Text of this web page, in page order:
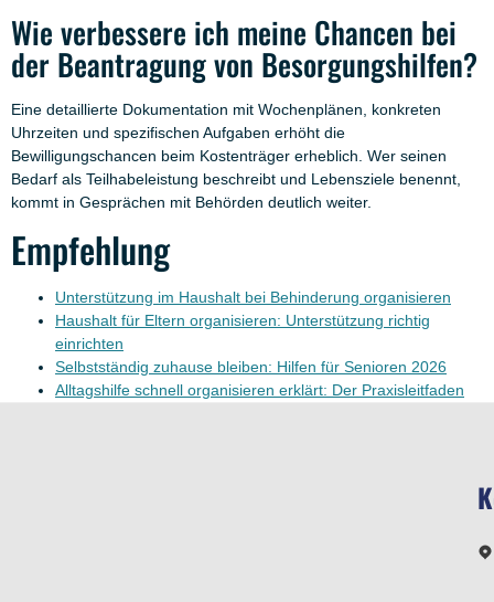
Wie verbessere ich meine Chancen bei
der Beantragung von Besorgungshilfen?
Eine detaillierte Dokumentation mit Wochenplänen, konkreten
Uhrzeiten und spezifischen Aufgaben erhöht die
Bewilligungschancen beim Kostenträger erheblich. Wer seinen
Bedarf als Teilhabeleistung beschreibt und Lebensziele benennt,
kommt in Gesprächen mit Behörden deutlich weiter.
Empfehlung
Unterstützung im Haushalt bei Behinderung organisieren
Haushalt für Eltern organisieren: Unterstützung richtig
einrichten
Selbstständig zuhause bleiben: Hilfen für Senioren 2026
Alltagshilfe schnell organisieren erklärt: Der Praxisleitfaden